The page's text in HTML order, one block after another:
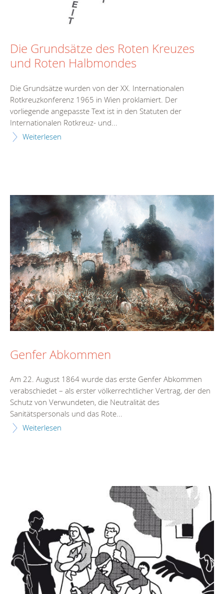
Die Grundsätze des Roten Kreuzes
und Roten Halbmondes
Die Grundsätze wurden von der XX. Internationalen
Rotkreuzkonferenz 1965 in Wien proklamiert. Der
vorliegende angepasste Text ist in den Statuten der
Internationalen Rotkreuz- und...
Weiterlesen
Genfer Abkommen
Am 22. August 1864 wurde das erste Genfer Abkommen
verabschiedet – als erster völkerrechtlicher Vertrag, der den
Schutz von Verwundeten, die Neutralität des
Sanitätspersonals und das Rote...
Weiterlesen